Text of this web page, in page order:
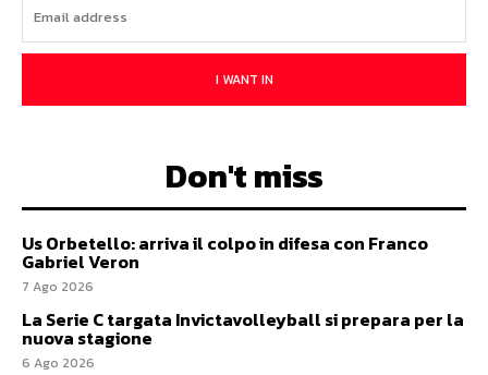
I WANT IN
Don't miss
Us Orbetello: arriva il colpo in difesa con Franco
Gabriel Veron
7 Ago 2026
La Serie C targata Invictavolleyball si prepara per la
nuova stagione
6 Ago 2026